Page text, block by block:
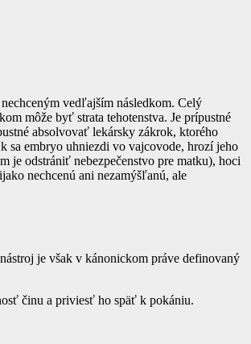
vedľajším následkom. Celý
môže byť strata tehotenstva. Je prípustné
absolvovať lekársky zákrok, ktorého
sa embryo uhniezdi vo vajcovode, hrozí jeho
je odstrániť nebezpečenstvo pre matku), hoci
nechcenú ani nezamýšľanú, ale
je však v kánonickom práve definovaný
činu a priviesť ho späť k pokániu.